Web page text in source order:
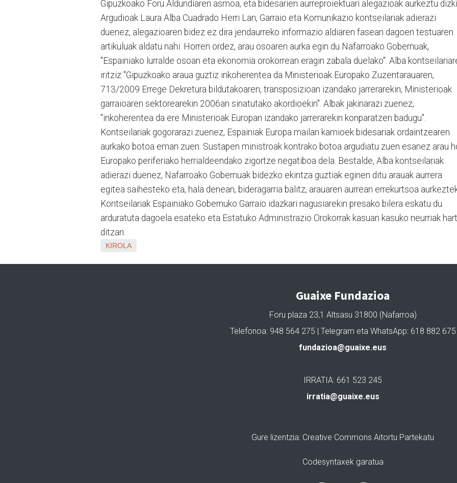
Gipuzkoako Foru Aldundiaren asmoa, eta bidesarien aurreproiektuari alegazioak aurkeztu
Argudioak Laura Alba Cuadrado Herri Lan, Garraio eta Komunikazio kontseilariak adierazi
duenez, alegazioaren bidez ez dira jendaurreko informazio aldiaren fasean dagoen testuaren
artikuluak aldatu nahi. Horren ordez, arau osoaren aurka egin du Nafarroako Gobernuak,
"Espainiako lurralde osoan eta ekonomia orokorrean eragin zabala duelako". Alba
iritziz "Gipuzkoako araua guztiz inkoherentea da Ministerioak Europako Zuzentarauaren,
713/2009 Errege Dekretura bildutakoaren, transposizioan izandako jarrerarekin, Ministerioak
garraioaren sektorearekin 2006an sinatutako akordioekin". Albak jakinarazi zuenez,
"inkoherentea da ere Ministerioak Europan izandako jarrerarekin konparatzen badugu".
Kontseilariak gogorarazi zuenez, Espainiak Europa mailan kamioek bidesariak ordaintzearen
aurkako botoa eman zuen. Sustapen ministroak kontrako botoa argudiatu zuen esanez arau
Europako periferiako herrialdeendako zigortze negatiboa dela. Bestalde, Alba kontseilariak
adierazi duenez, Nafarroako Gobernuak bidezko ekintza guztiak eginen ditu arauak aurrera
egitea saihesteko eta, hala denean, bideragarria balitz, arauaren aurrean errekurtsoa
Kontseilariak Espainiako Gobernuko Garraio idazkari nagusiarekin presako bilera eskatu du
arduratuta dagoela esateko eta Estatuko Administrazio Orokorrak kasuan kasuko neurriak
ditzan.
KIROLA
Guaixe Fundazioa
Foru plaza 23,1 Altsasu 31800 (Nafarroa)
Telefonoa: 948 564 275 | Telegram eta WhatsApp: 618 882 675
fundazioa@guaixe.eus
IRRATIA: 661 523 245
irratia@guaixe.eus
Gure lizentzia: Creative Commons Aitortu Partekatu
Codesyntaxek garatua